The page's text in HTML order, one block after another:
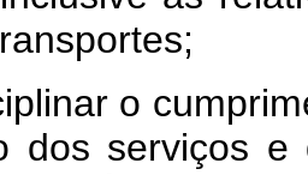
o
dos serviços